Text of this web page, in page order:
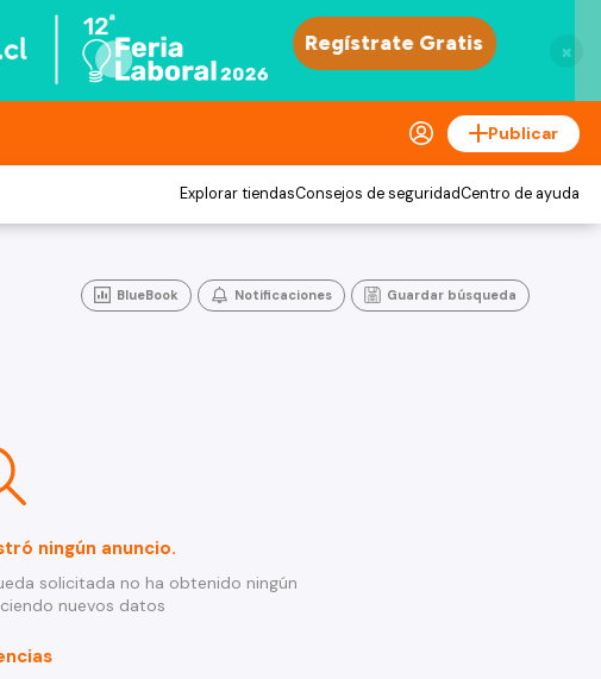
×
Publicar
Explorar tiendasConsejos de seguridadCentro de ayuda
BlueBook Notificaciones Guardar búsqueda
ningún anuncio.
solicitada no ha obtenido ningún
nuevos datos